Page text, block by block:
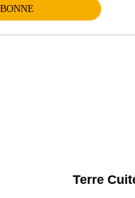
Parking et